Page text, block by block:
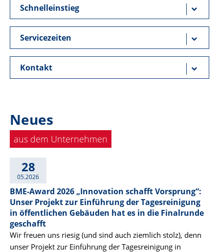
Schnelleinstieg
Servicezeiten
Kontakt
Neues
aus dem Unternehmen
28
05.2026
BME-Award 2026 „Innovation schafft Vorsprung“:
Unser Projekt zur Einführung der Tagesreinigung
in öffentlichen Gebäuden hat es in die Finalrunde
geschafft
Wir freuen uns riesig (und sind auch ziemlich stolz), denn
unser Projekt zur Einführung der Tagesreinigung in